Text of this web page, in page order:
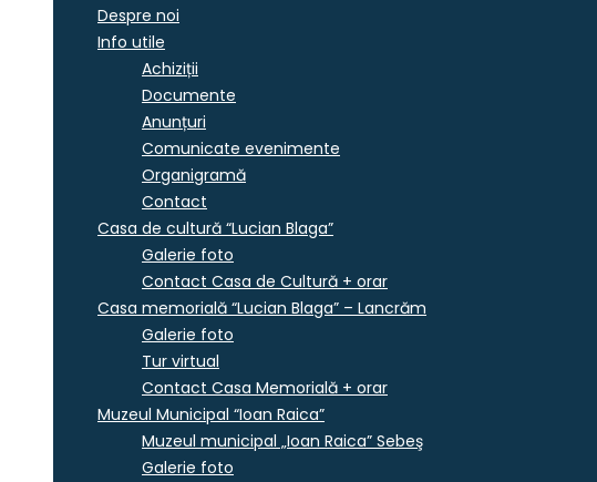
Despre noi
Info utile
Achiziții
Documente
Anunțuri
Comunicate evenimente
Organigramă
Contact
Casa de cultură “Lucian Blaga”
Galerie foto
Contact Casa de Cultură + orar
Casa memorială “Lucian Blaga” – Lancrăm
Galerie foto
Tur virtual
Contact Casa Memorială + orar
Muzeul Municipal “Ioan Raica”
Muzeul municipal „Ioan Raica” Sebeş
Galerie foto